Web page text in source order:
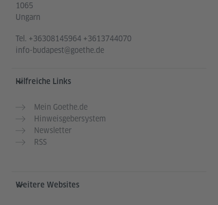
1065
Ungarn
Tel. +36308145964 +3613744070
info-budapest@goethe.de
Hilfreiche Links
Mein Goethe.de
Hinweisgebersystem
Newsletter
RSS
Weitere Websites